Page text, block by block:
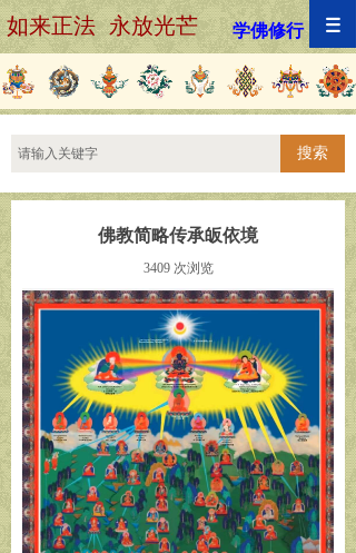
如来正法 永放光芒 学佛修行
搜索
佛教简略传承皈依境
3409 次浏览